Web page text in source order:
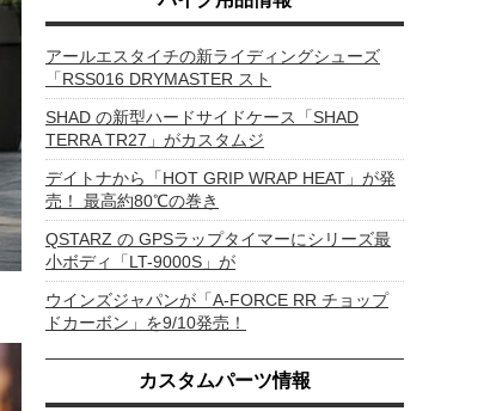
アールエスタイチの新ライディングシューズ
「RSS016 DRYMASTER スト
SHAD の新型ハードサイドケース「SHAD
TERRA TR27」がカスタムジ
デイトナから「HOT GRIP WRAP HEAT」が発
売！ 最高約80℃の巻き
QSTARZ の GPSラップタイマーにシリーズ最
小ボディ「LT-9000S」が
ウインズジャパンが「A-FORCE RR チョップ
ドカーボン」を9/10発売！
カスタムパーツ情報